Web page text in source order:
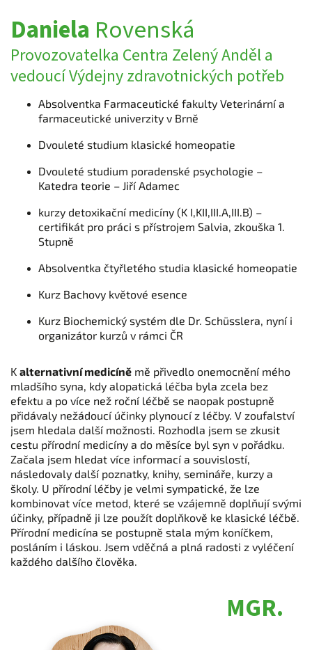
Daniela Rovenská
Provozovatelka Centra Zelený Anděl a
vedoucí Výdejny zdravotnických potřeb
Absolventka Farmaceutické fakulty Veterinární a
farmaceutické univerzity v Brně
Dvouleté studium klasické homeopatie
Dvouleté studium poradenské psychologie –
Katedra teorie – Jiří Adamec
kurzy detoxikační medicíny (K I,KII,III.A,III.B) –
certifikát pro práci s přístrojem Salvia, zkouška 1.
Stupně
Absolventka čtyřletého studia klasické homeopatie
Kurz Bachovy květové esence
Kurz Biochemický systém dle Dr. Schüsslera, nyní i
organizátor kurzů v rámci ČR
K alternativní medicíně mě přivedlo onemocnění mého
mladšího syna, kdy alopatická léčba byla zcela bez
efektu a po více než roční léčbě se naopak postupně
přidávaly nežádoucí účinky plynoucí z léčby. V zoufalství
jsem hledala další možnosti. Rozhodla jsem se zkusit
cestu přírodní medicíny a do měsíce byl syn v pořádku.
Začala jsem hledat více informací a souvislostí,
následovaly další poznatky, knihy, semináře, kurzy a
školy. U přírodní léčby je velmi sympatické, že lze
kombinovat více metod, které se vzájemně doplňují svými
účinky, případně ji lze použít doplňkově ke klasické léčbě.
Přírodní medicína se postupně stala mým koníčkem,
posláním i láskou. Jsem vděčná a plná radosti z vyléčení
každého dalšího člověka.
MGR.